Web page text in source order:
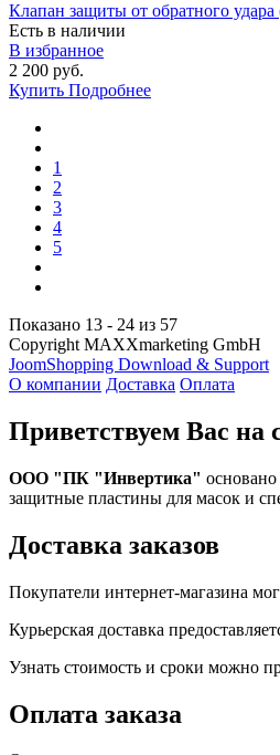
Клапан защиты от обратного
Есть в наличии
В избранное
2 200 руб.
Купить Подробнее
1
2
3
4
5
Показано 13 - 24 из 57
Copyright MAXXmarketing GmbH
JoomShopping Download & Support
О компании Доставка Оплата
Приветствуем Вас на
ООО "ПК "Инвертика"
защитные пластины для масок и
Доставка заказов
Покупатели интернет-магазина
Курьерская доставка
Узнать стоимость и сроки можно
Оплата заказа